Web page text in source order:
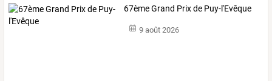
67ème Grand Prix de Puy-l'Evêque
9 août 2026